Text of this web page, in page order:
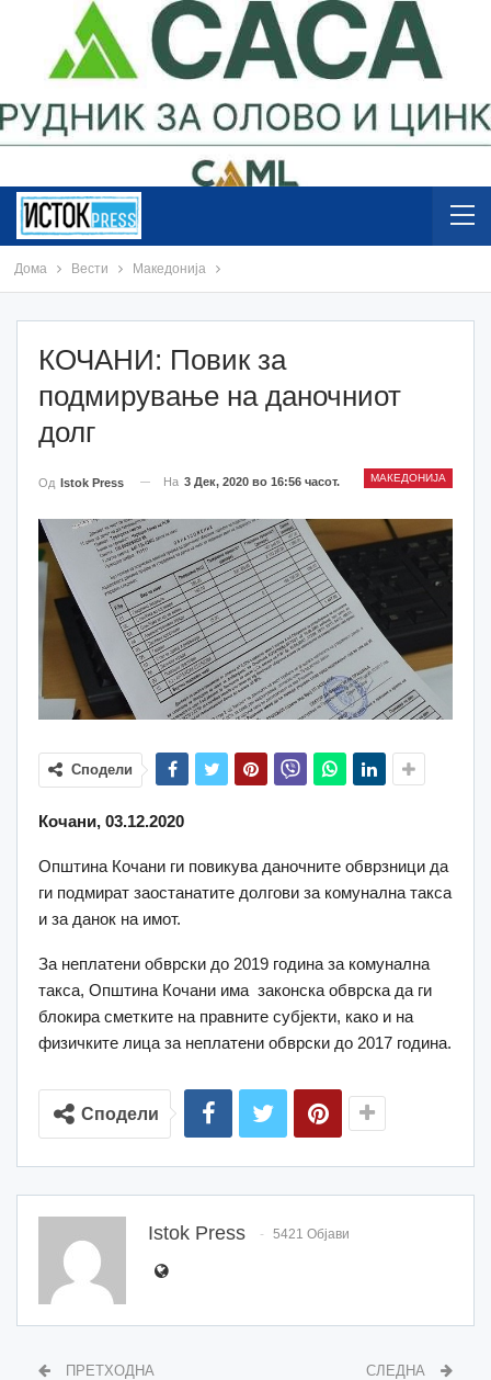
Дома Вести Македонија
КОЧАНИ: Повик за
подмирување на даночниот
долг
МАКЕДОНИЈА
Од Istok Press На 3 Дек, 2020 во 16:56 часот.
Сподели
Кочани, 03.12.2020
Општина Кочани ги повикува даночните обврзници да
ги подмират заостанатите долгови за комунална такса
и за данок на имот.
За неплатени обврски до 2019 година за комунална
такса, Општина Кочани има законска обврска да ги
блокира сметките на правните субјекти, како и на
физичките лица за неплатени обврски до 2017 година.
Сподели
Istok Press 5421 Објави
ПРЕТХОДНА СЛЕДНА